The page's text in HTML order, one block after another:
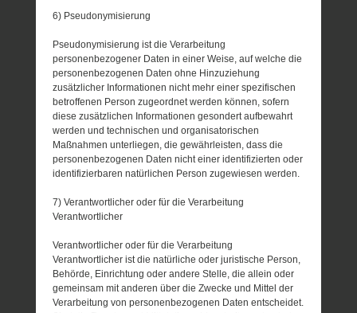
6) Pseudonymisierung
Pseudonymisierung ist die Verarbeitung
personenbezogener Daten in einer Weise, auf welche die
personenbezogenen Daten ohne Hinzuziehung
zusätzlicher Informationen nicht mehr einer spezifischen
betroffenen Person zugeordnet werden können, sofern
diese zusätzlichen Informationen gesondert aufbewahrt
werden und technischen und organisatorischen
Maßnahmen unterliegen, die gewährleisten, dass die
personenbezogenen Daten nicht einer identifizierten oder
identifizierbaren natürlichen Person zugewiesen werden.
7) Verantwortlicher oder für die Verarbeitung
Verantwortlicher
Verantwortlicher oder für die Verarbeitung
Verantwortlicher ist die natürliche oder juristische Person,
Behörde, Einrichtung oder andere Stelle, die allein oder
gemeinsam mit anderen über die Zwecke und Mittel der
Verarbeitung von personenbezogenen Daten entscheidet.